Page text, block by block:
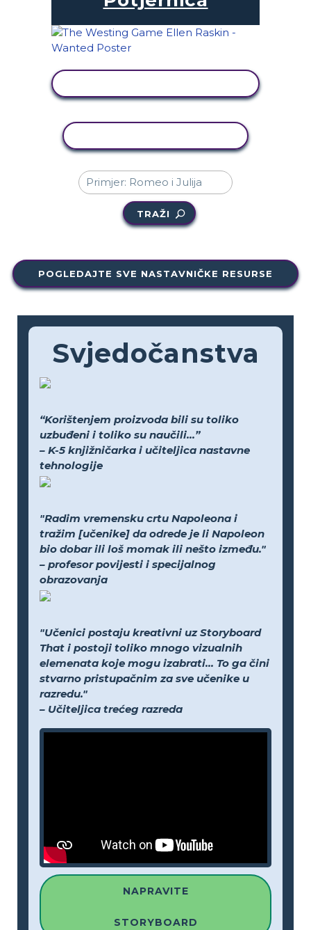
TRAŽI
POGLEDAJTE SVE NASTAVNIČKE RESURSE
Svjedočanstva
“Korištenjem proizvoda bili su toliko
uzbuđeni i toliko su naučili...”
– K-5 knjižničarka i učiteljica nastavne
tehnologije
"Radim vremensku crtu Napoleona i
tražim [učenike] da odrede je li Napoleon
bio dobar ili loš momak ili nešto između."
– profesor povijesti i specijalnog
obrazovanja
"Učenici postaju kreativni uz Storyboard
That i postoji toliko mnogo vizualnih
elemenata koje mogu izabrati... To ga čini
stvarno pristupačnim za sve učenike u
razredu."
– Učiteljica trećeg razreda
NAPRAVITE
STORYBOARD